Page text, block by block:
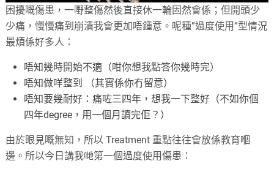
困擾嘅傷患，一嘢整傷然後直接休一輪固然會係；但開頭少
少痛，慢慢痛到崩潰我會更加唔鍾意。呢種”過度使用”型情況
最煩係好多人：
唔知幾時開始不適（咁你想我點答你幾時完）
唔知做咩整到 （其實係你冇留意）
唔知要幾耐好：痛咗三四年，想我一下整好（不如你個
四年degree，用一個月讀完佢？）
由於眼見嘅無知，所以 Treatment 重點往往會放係教育嗰
邊。所以今日講我哋第一個過度使用傷患：